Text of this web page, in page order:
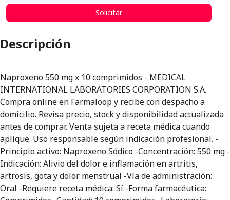
Solicitar
Descripción
Naproxeno 550 mg x 10 comprimidos - MEDICAL
INTERNATIONAL LABORATORIES CORPORATION S.A.
Compra online en Farmaloop y recibe con despacho a
domicilio. Revisa precio, stock y disponibilidad actualizada
antes de comprar. Venta sujeta a receta médica cuando
aplique. Uso responsable según indicación profesional. -
Principio activo: Naproxeno Sódico -Concentración: 550 mg -
Indicación: Alivio del dolor e inflamación en artritis,
artrosis, gota y dolor menstrual -Vía de administración:
Oral -Requiere receta médica: Sí -Forma farmacéutica: